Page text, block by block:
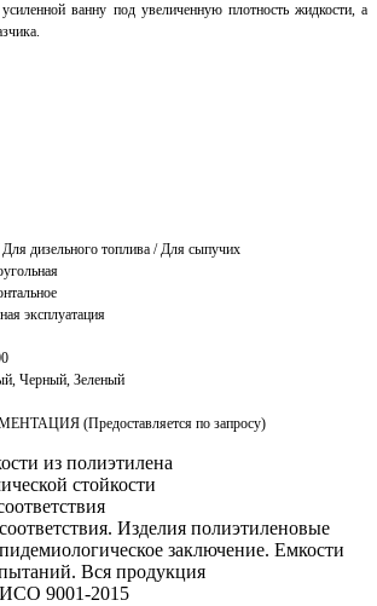
ванну под увеличенную плотность жидкости, а
дизельного топлива / Для сыпучих
эксплуатация
Черный, Зеленый
(Предоставляется по запросу)
из полиэтилена
стойкости
Изделия полиэтиленовые
заключение. Емкости
Вся продукция
9001-2015